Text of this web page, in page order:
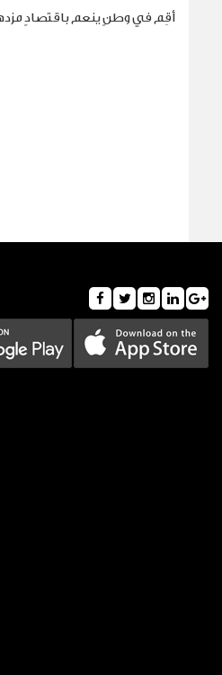
أقِم في وطنٍ ينعم باقتصادٍ